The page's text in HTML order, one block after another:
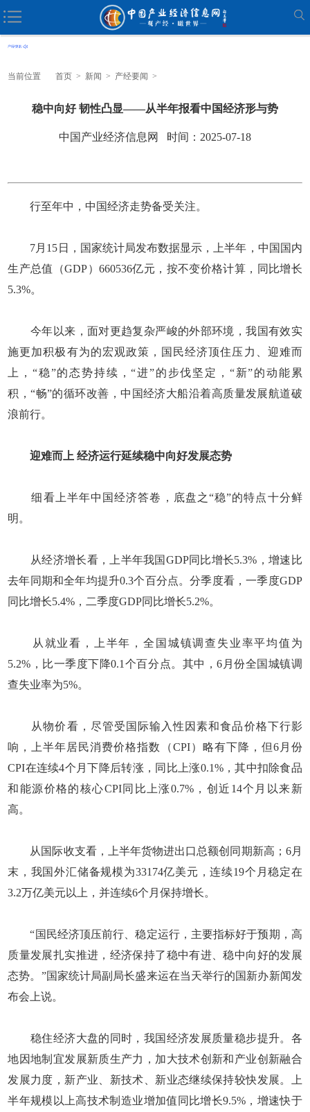
当前位置 首页 > 新闻 > 产经要闻 >
稳中向好 韧性凸显——从半年报看中国经济形与势
中国产业经济信息网 时间：2025-07-18
行至年中，中国经济走势备受关注。
7月15日，国家统计局发布数据显示，上半年，中国国内
生产总值（GDP）660536亿元，按不变价格计算，同比增长
5.3%。
今年以来，面对更趋复杂严峻的外部环境，我国有效实
施更加积极有为的宏观政策，国民经济顶住压力、迎难而
上，“稳”的态势持续，“进”的步伐坚定，“新”的动能累
积，“畅”的循环改善，中国经济大船沿着高质量发展航道破
浪前行。
迎难而上 经济运行延续稳中向好发展态势
细看上半年中国经济答卷，底盘之“稳”的特点十分鲜
明。
从经济增长看，上半年我国GDP同比增长5.3%，增速比
去年同期和全年均提升0.3个百分点。分季度看，一季度GDP
同比增长5.4%，二季度GDP同比增长5.2%。
从就业看，上半年，全国城镇调查失业率平均值为
5.2%，比一季度下降0.1个百分点。其中，6月份全国城镇调
查失业率为5%。
从物价看，尽管受国际输入性因素和食品价格下行影
响，上半年居民消费价格指数（CPI）略有下降，但6月份
CPI在连续4个月下降后转涨，同比上涨0.1%，其中扣除食品
和能源价格的核心CPI同比上涨0.7%，创近14个月以来新
高。
从国际收支看，上半年货物进出口总额创同期新高；6月
末，我国外汇储备规模为33174亿美元，连续19个月稳定在
3.2万亿美元以上，并连续6个月保持增长。
“国民经济顶压前行、稳定运行，主要指标好于预期，高
质量发展扎实推进，经济保持了稳中有进、稳中向好的发展
态势。”国家统计局副局长盛来运在当天举行的国新办新闻发
布会上说。
稳住经济大盘的同时，我国经济发展质量稳步提升。各
地因地制宜发展新质生产力，加大技术创新和产业创新融合
发展力度，新产业、新技术、新业态继续保持较快发展。上
半年规模以上高技术制造业增加值同比增长9.5%，增速快于